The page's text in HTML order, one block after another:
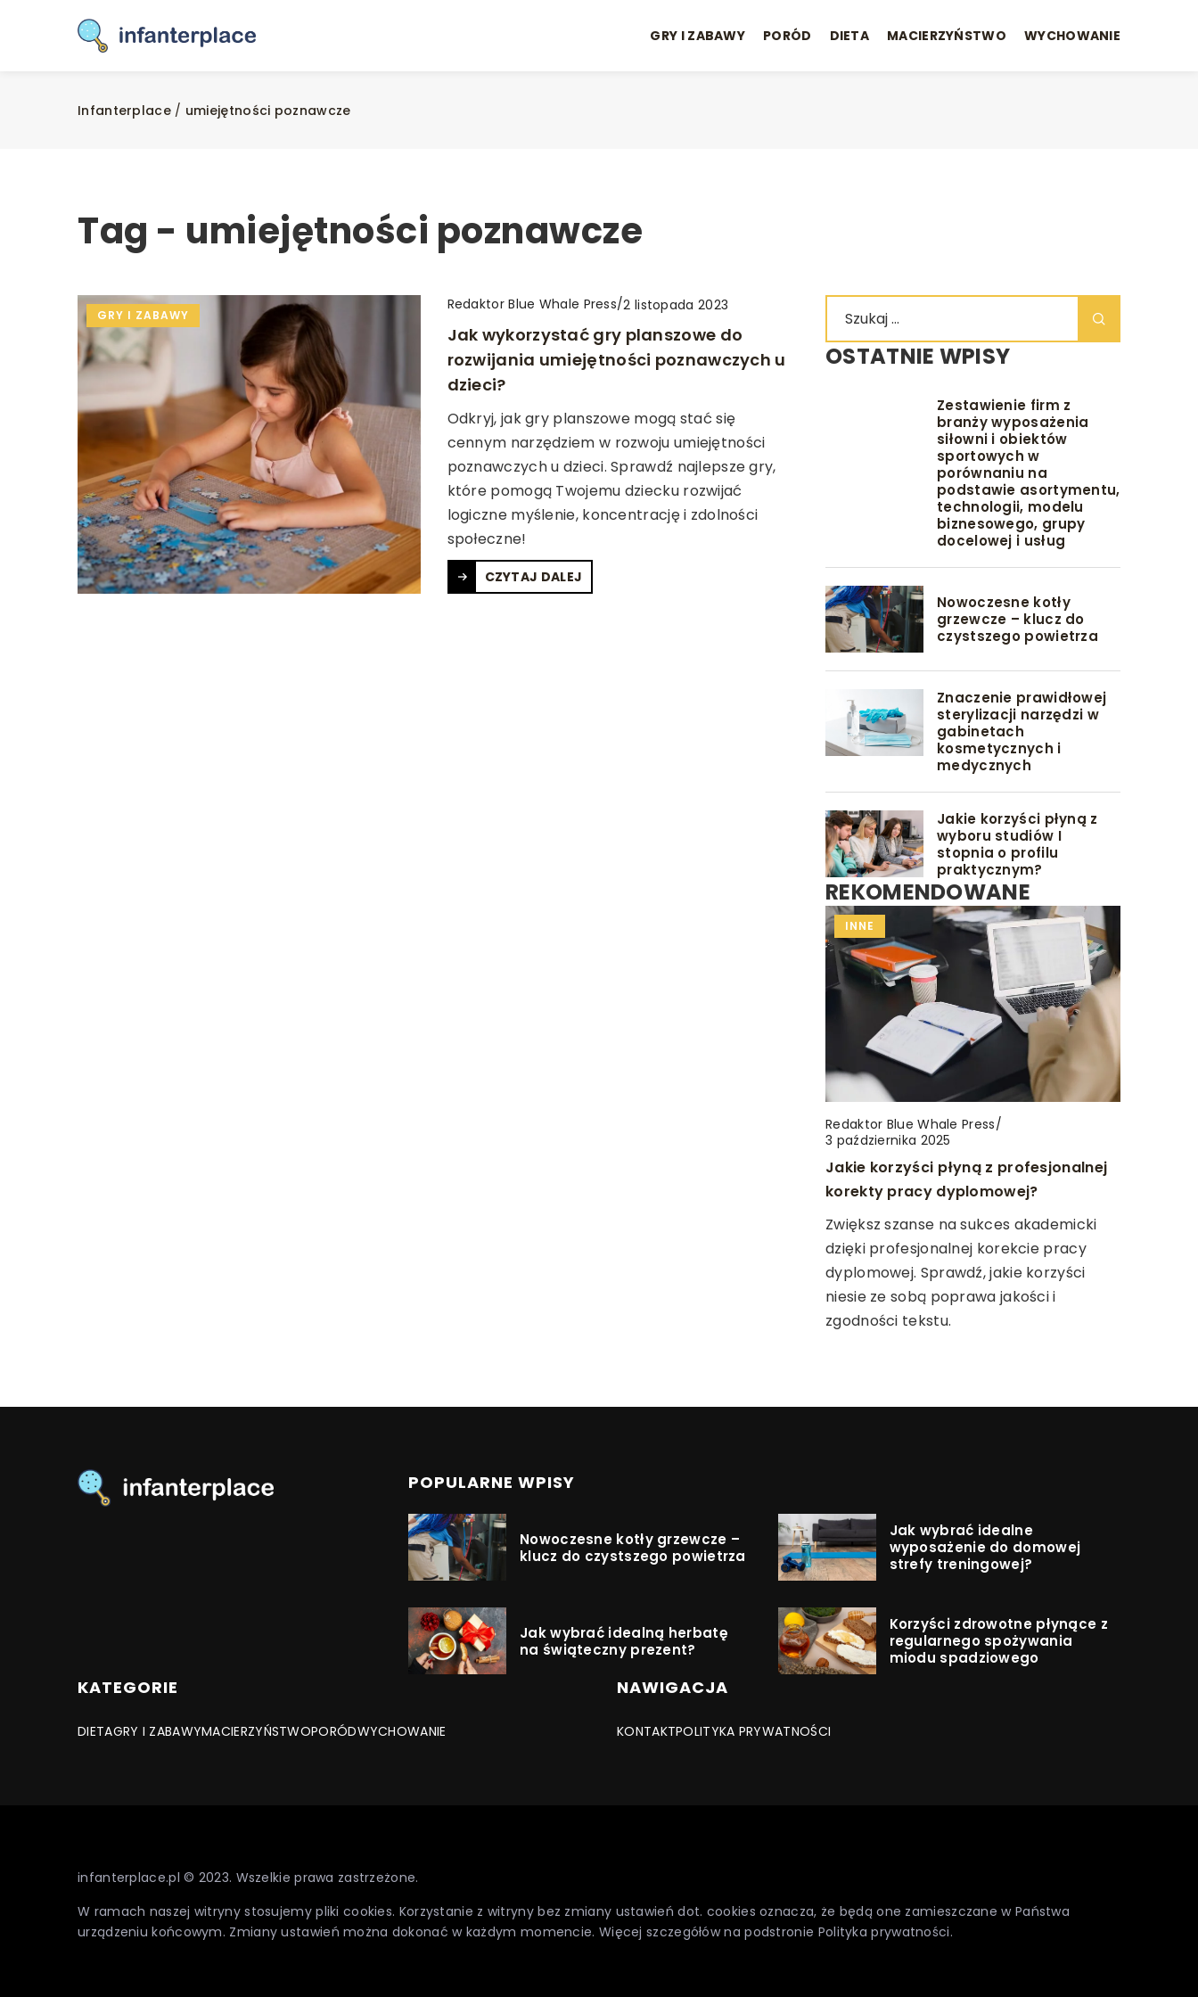
GRY I ZABAWY PORÓD DIETA MACIERZYŃSTWO WYCHOWANIE
Infanterplace/ umiejętności poznawcze
Tag - umiejętności poznawcze
GRY I ZABAWY
Redaktor Blue Whale Press/2 listopada 2023
Jak wykorzystać gry planszowe do
rozwijania umiejętności poznawczych u
dzieci?
Odkryj, jak gry planszowe mogą stać się
cennym narzędziem w rozwoju umiejętności
poznawczych u dzieci. Sprawdź najlepsze gry,
które pomogą Twojemu dziecku rozwijać
logiczne myślenie, koncentrację i zdolności
społeczne!
CZYTAJ DALEJ
OSTATNIE WPISY
Zestawienie firm z
branży wyposażenia
siłowni i obiektów
sportowych w
porównaniu na
podstawie asortymentu,
technologii, modelu
biznesowego, grupy
docelowej i usług
Nowoczesne kotły
grzewcze – klucz do
czystszego powietrza
Znaczenie prawidłowej
sterylizacji narzędzi w
gabinetach
kosmetycznych i
medycznych
Jakie korzyści płyną z
wyboru studiów I
stopnia o profilu
praktycznym?
REKOMENDOWANE
INNE
Redaktor Blue Whale Press/
Nowoczesne podejście do pielęgnacji
skóry: jak egzosomy rewolucjonizują
zabiegi estetyczne
Poznaj, jak technologie wykorzystujące
egzosomy zmieniają świat pielęgnacji
skóry, oferując nowoczesne i skuteczne
rozwiązania w zabiegach estetycznych.
INNE
Redaktor Blue Whale Press/
3 października 2025
Jakie korzyści płyną z profesjonalnej
korekty pracy dyplomowej?
Zwiększ szanse na sukces akademicki
dzięki profesjonalnej korekcie pracy
dyplomowej. Sprawdź, jakie korzyści
niesie ze sobą poprawa jakości i
zgodności tekstu.
INNE
Redaktor Blue Whale Press/
Najlepsze praktyki konserwacji i
pielęgnacji sprzętu outdoorowego
służył Ci przez lata. Dowiedz się, jak
efektywnie konserwować i pielęgnować
ekwipunek do aktywności na świeżym
powietrzu z naszymi praktycznymi
poradami.
POPULARNE WPISY
Nowoczesne kotły grzewcze –
klucz do czystszego powietrza
Jak wybrać idealne
wyposażenie do domowej
strefy treningowej?
Jak wybrać idealną herbatę
na świąteczny prezent?
Korzyści zdrowotne płynące z
regularnego spożywania
miodu spadziowego
KATEGORIE
DIETAGRY I ZABAWYMACIERZYŃSTWOPORÓDWYCHOWANIE
NAWIGACJA
KONTAKTPOLITYKA PRYWATNOŚCI
infanterplace.pl © 2023. Wszelkie prawa zastrzeżone.
W ramach naszej witryny stosujemy pliki cookies. Korzystanie z witryny bez zmiany ustawień dot. cookies oznacza, że będą one zamieszczane w Państwa
urządzeniu końcowym. Zmiany ustawień można dokonać w każdym momencie. Więcej szczegółów na podstronie Polityka prywatności.